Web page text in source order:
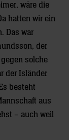
wäre die
hatten wir ein
Das war
der
solche
der Isländer
besteht
aus
– auch weil